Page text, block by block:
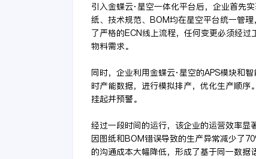
引入金蝶云·星空一体化平台后，企业首先
纸、技术规范、BOM均在星空平台统一管
了严格的ECN线上流程，任何变更必须经
物料需求。
同时，企业利用金蝶云·星空的APS模块和
时产能数据，进行模拟排产，优化生产顺
挂起并预警。
经过一段时间的运行，该企业的运营效率显
因图纸和BOM错误导致的生产异常减少了
的沟通成本大幅降低，形成了基于同一数据